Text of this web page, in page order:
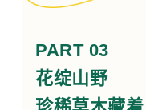
PART 03
花绽山野